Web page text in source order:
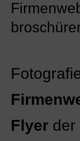
Flyerder